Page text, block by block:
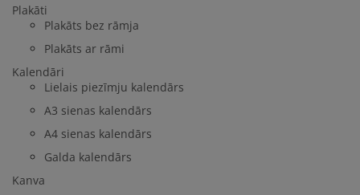
Plakāti
Plakāts bez rāmja
Plakāts ar rāmi
Kalendāri
Lielais piezīmju kalendārs
A3 sienas kalendārs
A4 sienas kalendārs
Galda kalendārs
Kanva